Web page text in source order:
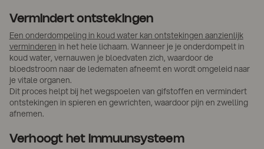
Vermindert ontstekingen
Een onderdompeling in koud water kan ontstekingen aanzienlijk
verminderen in het hele lichaam. Wanneer je je onderdompelt in
koud water, vernauwen je bloedvaten zich, waardoor de
bloedstroom naar de ledematen afneemt en wordt omgeleid naar
je vitale organen.
Dit proces helpt bij het wegspoelen van gifstoffen en vermindert
ontstekingen in spieren en gewrichten, waardoor pijn en zwelling
afnemen.
Verhoogt het immuunsysteem